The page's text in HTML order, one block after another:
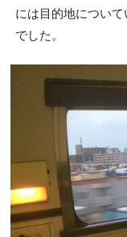
には目的地につい
でした。